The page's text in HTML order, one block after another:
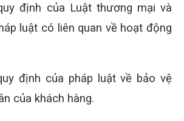
định của Luật thương mại và
luật có liên quan về hoạt động
định của pháp luật về bảo vệ
của khách hàng.